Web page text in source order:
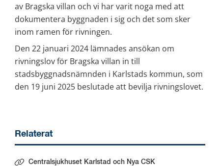
av Bragska villan och vi har varit noga med att
dokumentera byggnaden i sig och det som sker
inom ramen för rivningen.
Den 22 januari 2024 lämnades ansökan om
rivningslov för Bragska villan in till
stadsbyggnadsnämnden i Karlstads kommun, som
den 19 juni 2025 beslutade att bevilja rivningslovet.
Relaterat
Centralsjukhuset Karlstad och Nya CSK